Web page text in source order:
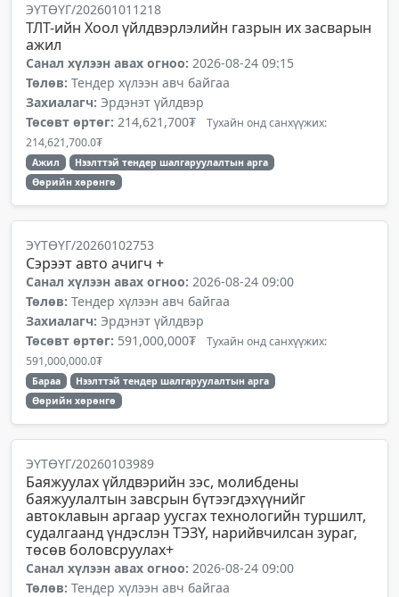
ЭҮТӨҮГ/202601011218
ТЛТ-ийн Хоол үйлдвэрлэлийн газрын их засварын
ажил
Санал хүлээн авах огноо: 2026-08-24 09:15
Төлөв: Тендер хүлээн авч байгаа
Захиалагч: Эрдэнэт үйлдвэр
Төсөвт өртөг: 214,621,700₮ Тухайн онд санхүүжих:
214,621,700.0₮
Ажил
Нээлттэй тендер шалгаруулалтын арга
Өөрийн хөрөнгө
ЭҮТӨҮГ/20260102753
Сэрээт авто ачигч +
Санал хүлээн авах огноо: 2026-08-24 09:00
Төлөв: Тендер хүлээн авч байгаа
Захиалагч: Эрдэнэт үйлдвэр
Төсөвт өртөг: 591,000,000₮ Тухайн онд санхүүжих:
591,000,000.0₮
Бараа
Нээлттэй тендер шалгаруулалтын арга
Өөрийн хөрөнгө
ЭҮТӨҮГ/20260103989
Баяжуулах үйлдвэрийн зэс, молибдены
баяжуулалтын завсрын бүтээгдэхүүнийг
автоклавын аргаар уусгах технологийн туршилт,
судалгаанд үндэслэн ТЭЗҮ, нарийвчилсан зураг,
төсөв боловсруулах+
Санал хүлээн авах огноо: 2026-08-24 09:00
Төлөв: Тендер хүлээн авч байгаа